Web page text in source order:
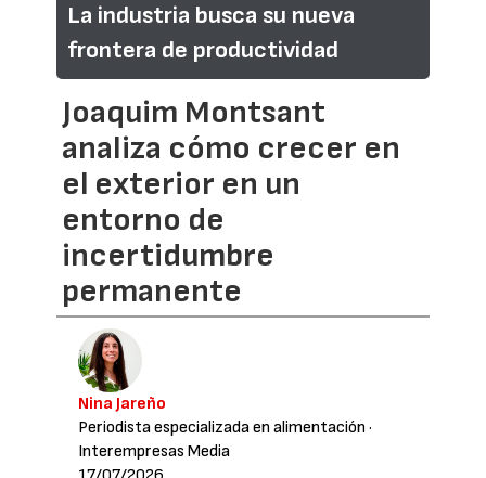
La industria busca su nueva
frontera de productividad
Joaquim Montsant
analiza cómo crecer en
el exterior en un
entorno de
incertidumbre
permanente
Nina Jareño
Periodista especializada en alimentación ·
Interempresas Media